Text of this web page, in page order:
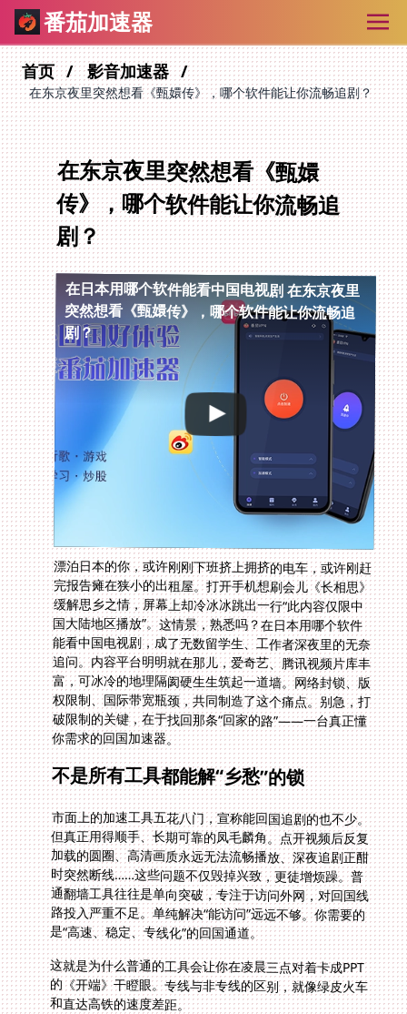
番茄加速器
首页 影音加速器
在东京夜里突然想看《甄嬛传》，哪个软件能让你流畅追剧？
在东京夜里突然想看《甄嬛
传》，哪个软件能让你流畅追
剧？
在日本用哪个软件能看中国电视剧 在东京夜里
突然想看《甄嬛传》，哪个软件能让你流畅追
剧？
漂泊日本的你，或许刚刚下班挤上拥挤的电车，或许刚赶
完报告瘫在狭小的出租屋。打开手机想刷会儿《长相思》
缓解思乡之情，屏幕上却冷冰冰跳出一行“此内容仅限中
国大陆地区播放”。这情景，熟悉吗？在日本用哪个软件
能看中国电视剧，成了无数留学生、工作者深夜里的无奈
追问。内容平台明明就在那儿，爱奇艺、腾讯视频片库丰
富，可冰冷的地理隔阂硬生生筑起一道墙。网络封锁、版
权限制、国际带宽瓶颈，共同制造了这个痛点。别急，打
破限制的关键，在于找回那条“回家的路”——一台真正懂
你需求的回国加速器。
不是所有工具都能解“乡愁”的锁
市面上的加速工具五花八门，宣称能回国追剧的也不少。
但真正用得顺手、长期可靠的凤毛麟角。点开视频后反复
加载的圆圈、高清画质永远无法流畅播放、深夜追剧正酣
时突然断线……这些问题不仅毁掉兴致，更徒增烦躁。普
通翻墙工具往往是单向突破，专注于访问外网，对回国线
路投入严重不足。单纯解决“能访问”远远不够。你需要的
是“高速、稳定、专线化”的回国通道。
这就是为什么普通的工具会让你在凌晨三点对着卡成PPT
的《开端》干瞪眼。专线与非专线的区别，就像绿皮火车
和直达高铁的速度差距。